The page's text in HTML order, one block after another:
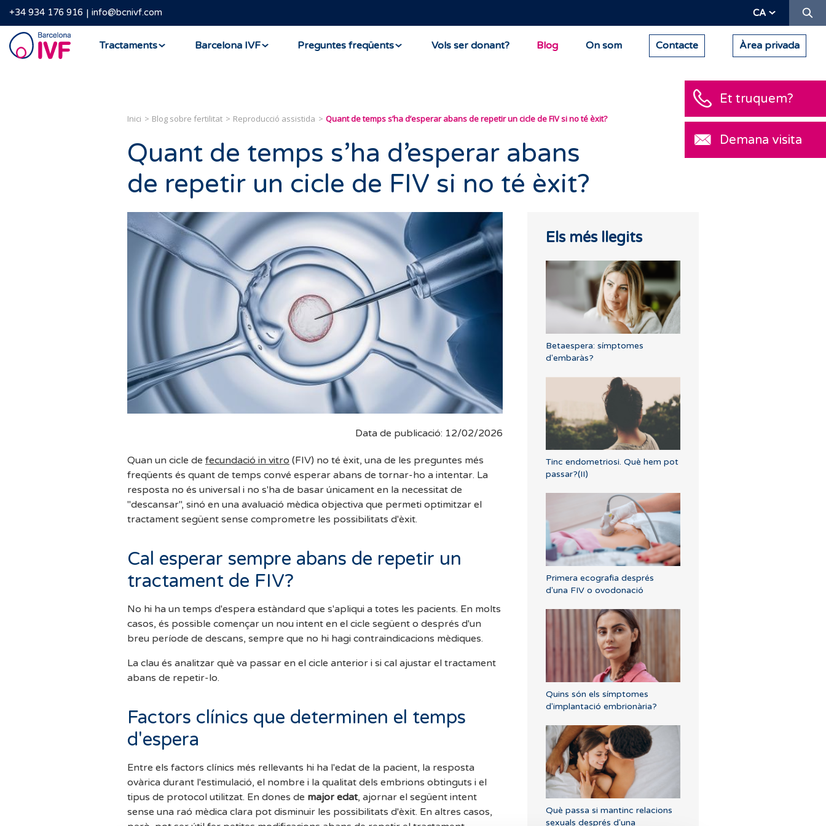
+34 934 176 916 info@bcnivf.com CA
Barcelona
IVF
Tractaments Barcelona IVF Preguntes freqüents Vols ser donant? Blog On som Contacte Àrea privada
Inici Blog sobre fertilitat Reproducció assistida Quant de temps s’ha d’esperar abans de repetir un cicle de FIV si no té èxit?
Quant de temps s’ha d’esperar abans
de repetir un cicle de FIV si no té èxit?
Data de publicació: 12/02/2026
Quan un cicle de fecundació in vitro
freqüents és quant de temps convé esperar abans de tornar-ho a intentar. La
resposta no és universal i no s'ha de basar únicament en la necessitat de
"descansar", sinó en una avaluació mèdica objectiva que permeti optimitzar el
tractament següent sense comprometre les possibilitats d'èxit.
Cal esperar sempre abans de repetir un
tractament de FIV?
No hi ha un temps d'espera estàndard que s'apliqui a totes les pacients. En molts
casos, és possible començar un nou intent en el cicle següent o després d'un
breu període de descans, sempre que no hi hagi contraindicacions mèdiques.
La clau és analitzar què va passar en el cicle anterior i si cal ajustar el tractament
abans de repetir-lo.
Factors clínics que determinen el temps
d'espera
Entre els factors clínics més rellevants hi ha l'edat de la pacient, la resposta
ovàrica durant l'estimulació, el nombre i la qualitat dels embrions obtinguts i el
tipus de protocol utilitzat. En dones de major edat, ajornar el següent intent
sense una raó mèdica clara pot disminuir les possibilitats d'èxit. En altres casos,
Els més llegits
Betaespera: símptomes
d'embaràs?
Tinc endometriosi. Què hem pot
passar?(II)
Primera ecografia després
d'una FIV o ovodonació
Quins són els símptomes
d'implantació embrionària?
Què passa si mantinc relacions
sexuals després d'una
Et truquem?
Demana visita